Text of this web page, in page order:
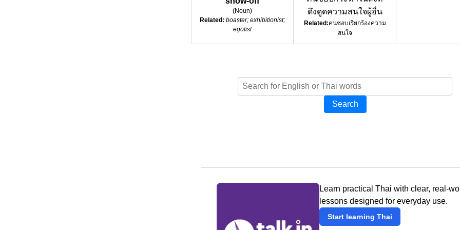
(Noun)
Related: boaster; exhibitionist;
egotist
ดึงดูดความสนใจผู้อื่น
Related:คนชอบเรียกร้องความ
สนใจ
Search
Learn practical Thai with clear, real-
lessons designed for everyday use.
Start learning Thai